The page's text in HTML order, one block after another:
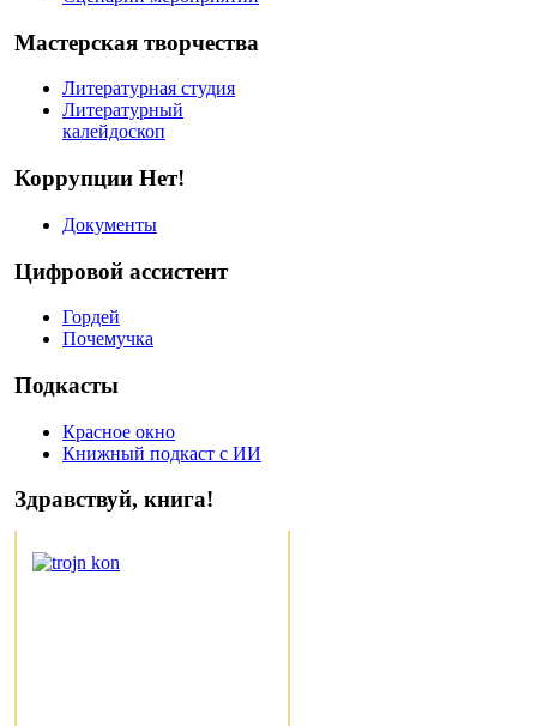
Мастерская творчества
Литературная студия
Литературный
калейдоскоп
Коррупции Нет!
Документы
Цифровой ассистент
Гордей
Почемучка
Подкасты
Красное окно
Книжный подкаст с ИИ
Здравствуй, книга!